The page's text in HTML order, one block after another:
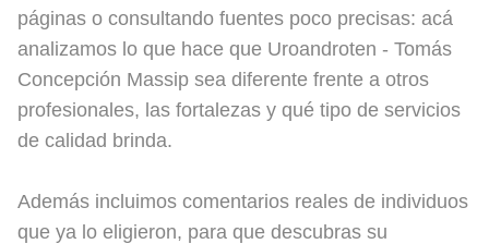
páginas o consultando fuentes poco precisas: acá
analizamos lo que hace que Uroandroten - Tomás
Concepción Massip sea diferente frente a otros
profesionales, las fortalezas y qué tipo de servicios
de calidad brinda.
Además incluimos comentarios reales de individuos
que ya lo eligieron, para que descubras su